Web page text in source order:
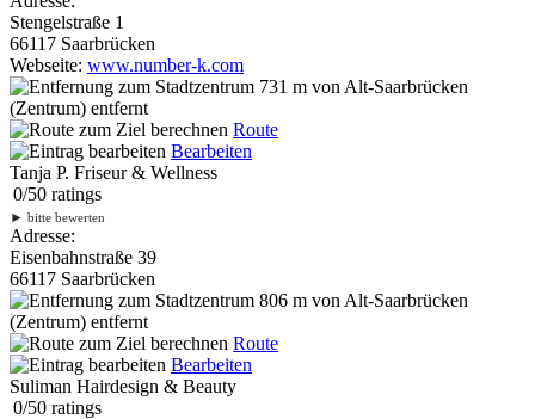
Stengelstraße 1
66117 Saarbrücken
Webseite: www.number-k.com
731 m von Alt-Saarbrücken
(Zentrum) entfernt
Route
Bearbeiten
Tanja P. Friseur & Wellness
0/50 ratings
► bitte bewerten
Adresse:
Eisenbahnstraße 39
66117 Saarbrücken
806 m von Alt-Saarbrücken
(Zentrum) entfernt
Route
Bearbeiten
Suliman Hairdesign & Beauty
0/50 ratings